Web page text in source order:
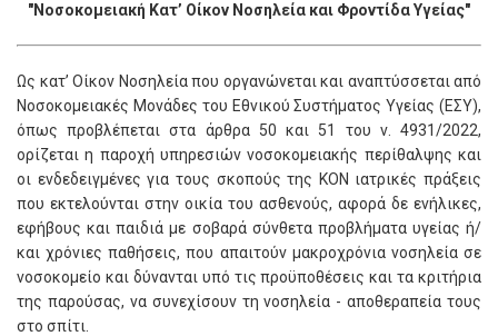
"Νοσοκομειακή Κατ’ Οίκον Νοσηλεία και Φροντίδα Υγείας"
Ως κατ’ Οίκον Νοσηλεία που οργανώνεται και αναπτύσσεται από
Νοσοκομειακές Μονάδες του Εθνικού Συστήματος Υγείας (ΕΣΥ),
όπως προβλέπεται στα άρθρα 50 και 51 του ν. 4931/2022,
ορίζεται η παροχή υπηρεσιών νοσοκομειακής περίθαλψης και
οι ενδεδειγμένες για τους σκοπούς της ΚΟΝ ιατρικές πράξεις
που εκτελούνται στην οικία του ασθενούς, αφορά δε ενήλικες,
εφήβους και παιδιά με σοβαρά σύνθετα προβλήματα υγείας ή/
και χρόνιες παθήσεις, που απαιτούν μακροχρόνια νοσηλεία σε
νοσοκομείο και δύνανται υπό τις προϋποθέσεις και τα κριτήρια
της παρούσας, να συνεχίσουν τη νοσηλεία - αποθεραπεία τους
στο σπίτι.